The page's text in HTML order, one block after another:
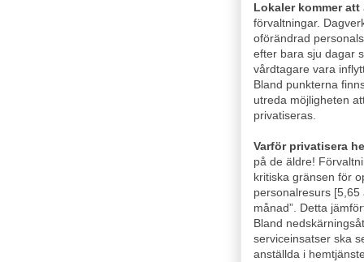
Lokaler kommer att
förvaltningar.
oförändrad
efter bara sju dagar
vårdtagare vara
Bland punkterna
utreda möjligheten
privatiseras.
Varför privatisera
på de äldre!
kritiska gränsen för
personalresurs
månad”. Detta
Bland
serviceinsatser ska
anställda i